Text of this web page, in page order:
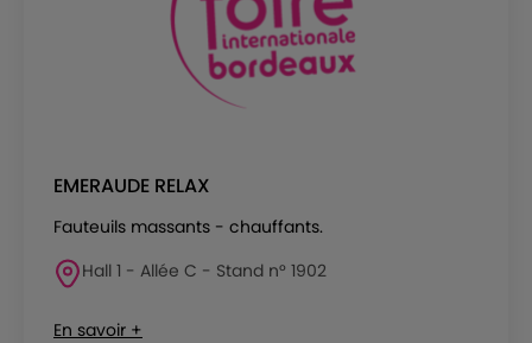
EMERAUDE RELAX
Fauteuils massants - chauffants.
Hall 1 - Allée C - Stand n° 1902
En savoir +